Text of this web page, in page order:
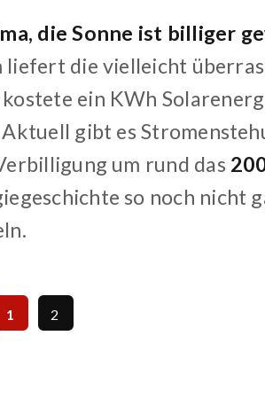
die Sonne ist billiger
liefert die vielleicht
ein KWh
gibt es
um rund das
so noch nicht
1 2